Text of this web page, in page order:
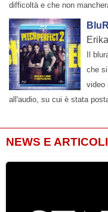
difficoltà e che non
Il
che
video
all'audio, su cui è stata
NEWS E ARTICOLI